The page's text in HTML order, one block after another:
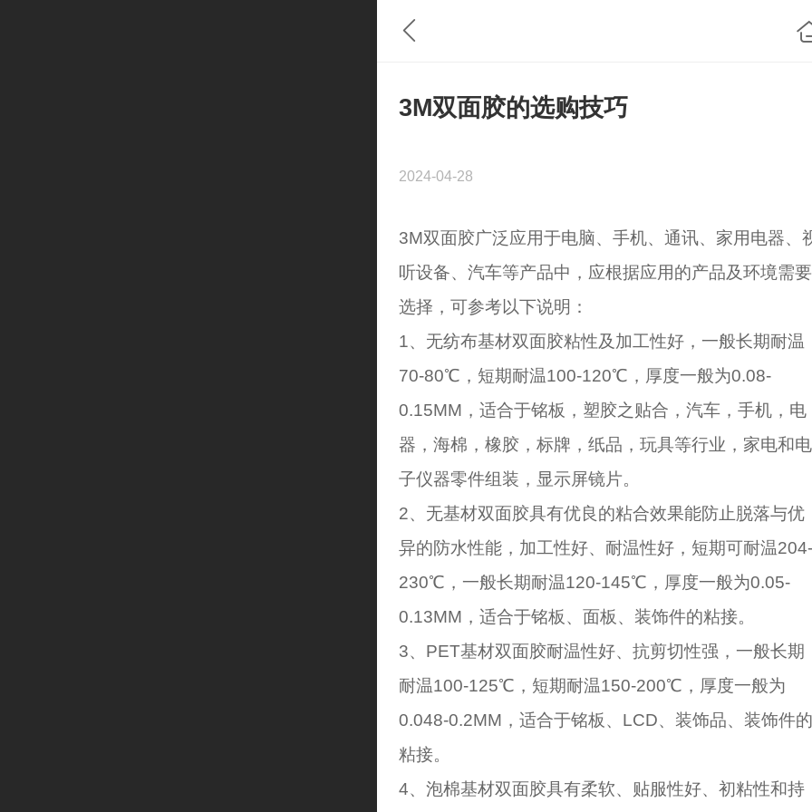
3M双面胶的选购技巧
2024-04-28
3M双面胶广泛应用于电脑、手机、通讯、家用电器、
听设备、汽车等产品中，应根据应用的产品及环境需要
选择，可参考以下说明：
1、无纺布基材双面胶粘性及加工性好，一般长期耐温
70-80℃，短期耐温100-120℃，厚度一般为0.08-
0.15MM，适合于铭板，塑胶之贴合，汽车，手机，电
器，海棉，橡胶，标牌，纸品，玩具等行业，家电和电
子仪器零件组装，显示屏镜片。
2、无基材双面胶具有优良的粘合效果能防止脱落与优
异的防水性能，加工性好、耐温性好，短期可耐温204-
230℃，一般长期耐温120-145℃，厚度一般为0.05-
0.13MM，适合于铭板、面板、装饰件的粘接。
3、PET基材双面胶耐温性好、抗剪切性强，一般长期
耐温100-125℃，短期耐温150-200℃，厚度一般为
0.048-0.2MM，适合于铭板、LCD、装饰品、装饰件的
粘接。
4、泡棉基材双面胶具有柔软、贴服性好、初粘性和持